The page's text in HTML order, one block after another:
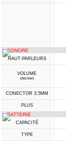
SONORE
HAUT-PARLEURS
VOLUME
(décibel)
CONECTOR 3,5MM
PLUS
BATTERIE
CAPACITÉ
TYPE